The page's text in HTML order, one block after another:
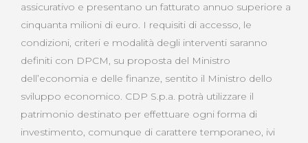
assicurativo e presentano un fatturato annuo superiore a
cinquanta milioni di euro. I requisiti di accesso, le
condizioni, criteri e modalità degli interventi saranno
definiti con DPCM, su proposta del Ministro
dell’economia e delle finanze, sentito il Ministro dello
sviluppo economico. CDP S.p.a. potrà utilizzare il
patrimonio destinato per effettuare ogni forma di
investimento, comunque di carattere temporaneo, ivi